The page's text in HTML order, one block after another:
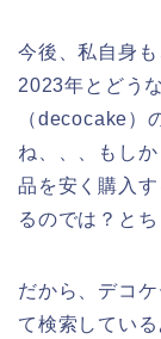
今後、私自身
2023年とどう
（decocake）
ね、、、もし
品を安く購入
るのでは？と
だから、デコ
て検索してい